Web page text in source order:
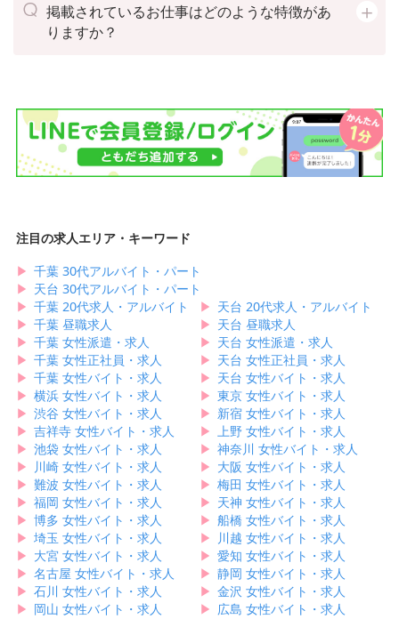
掲載されているお仕事はどのような特徴があ
りますか？
注目の求人エリア・キーワード
▶︎ 千葉 30代アルバイト・パート
▶︎ 天台 30代アルバイト・パート
▶︎ 千葉 20代求人・アルバイト ▶︎ 天台 20代求人・アルバイト
▶︎ 千葉 昼職求人 ▶︎ 天台 昼職求人
▶︎ 千葉 女性派遣・求人 ▶︎ 天台 女性派遣・求人
▶︎ 千葉 女性正社員・求人 ▶︎ 天台 女性正社員・求人
▶︎ 千葉 女性バイト・求人 ▶︎ 天台 女性バイト・求人
▶︎ 横浜 女性バイト・求人 ▶︎ 東京 女性バイト・求人
▶︎ 渋谷 女性バイト・求人 ▶︎ 新宿 女性バイト・求人
▶︎ 吉祥寺 女性バイト・求人 ▶︎ 上野 女性バイト・求人
▶︎ 池袋 女性バイト・求人 ▶︎ 神奈川 女性バイト・求人
▶︎ 川崎 女性バイト・求人 ▶︎ 大阪 女性バイト・求人
▶︎ 難波 女性バイト・求人 ▶︎ 梅田 女性バイト・求人
▶︎ 福岡 女性バイト・求人 ▶︎ 天神 女性バイト・求人
▶︎ 博多 女性バイト・求人 ▶︎ 船橋 女性バイト・求人
▶︎ 埼玉 女性バイト・求人 ▶︎ 川越 女性バイト・求人
▶︎ 大宮 女性バイト・求人 ▶︎ 愛知 女性バイト・求人
▶︎ 名古屋 女性バイト・求人 ▶︎ 静岡 女性バイト・求人
▶︎ 石川 女性バイト・求人 ▶︎ 金沢 女性バイト・求人
▶︎ 岡山 女性バイト・求人 ▶︎ 広島 女性バイト・求人